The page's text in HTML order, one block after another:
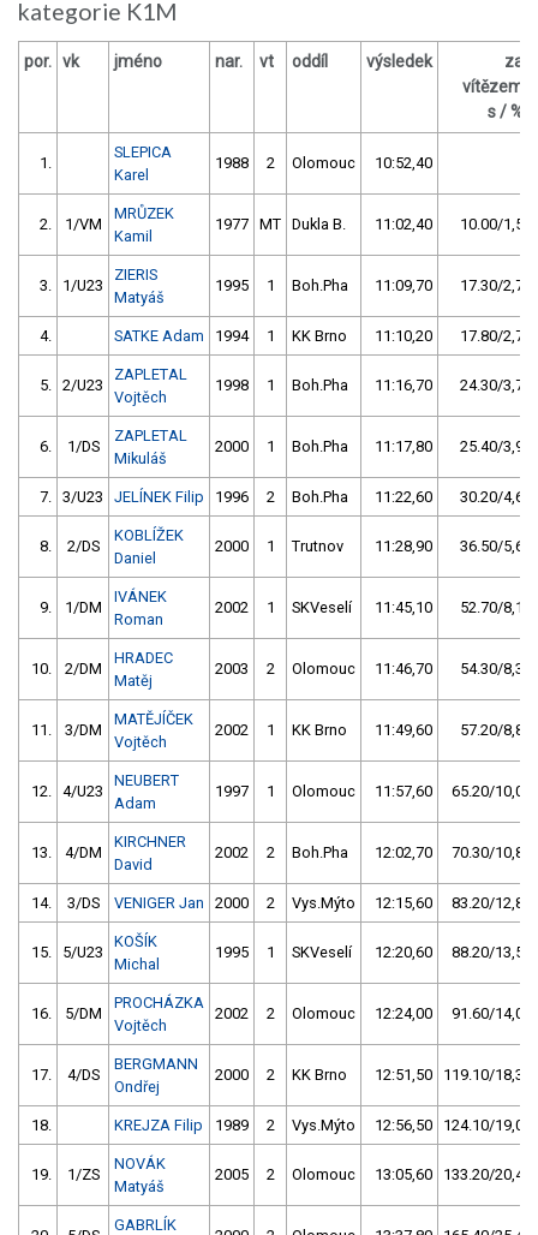
kategorie K1M
por. vk jméno nar. vt oddíl výsledek
za
vítězem
s / %
1.
SLEPICA
Karel
1988 2 Olomouc 10:52,40
2. 1/VM
MRŮZEK
Kamil
1977 MT Dukla B. 11:02,40 10.00/1,5
3. 1/U23
ZIERIS
Matyáš
1995 1 Boh.Pha 11:09,70 17.30/2,7
4. SATKE Adam 1994 1 KK Brno 11:10,20 17.80/2,7
5. 2/U23
ZAPLETAL
Vojtěch
1998 1 Boh.Pha 11:16,70 24.30/3,7
6. 1/DS
ZAPLETAL
Mikuláš
2000 1 Boh.Pha 11:17,80 25.40/3,9
7. 3/U23 JELÍNEK Filip 1996 2 Boh.Pha 11:22,60 30.20/4,6
8. 2/DS
KOBLÍŽEK
Daniel
2000 1 Trutnov 11:28,90 36.50/5,6
9. 1/DM
IVÁNEK
Roman
2002 1 SKVeselí 11:45,10 52.70/8,1
10. 2/DM
HRADEC
Matěj
2003 2 Olomouc 11:46,70 54.30/8,3
11. 3/DM
MATĚJÍČEK
Vojtěch
2002 1 KK Brno 11:49,60 57.20/8,8
12. 4/U23
NEUBERT
Adam
1997 1 Olomouc 11:57,60 65.20/10,0
13. 4/DM
KIRCHNER
David
2002 2 Boh.Pha 12:02,70 70.30/10,8
14. 3/DS VENIGER Jan 2000 2 Vys.Mýto 12:15,60 83.20/12,8
15. 5/U23
KOŠÍK
Michal
1995 1 SKVeselí 12:20,60 88.20/13,5
16. 5/DM
PROCHÁZKA
Vojtěch
2002 2 Olomouc 12:24,00 91.60/14,0
17. 4/DS
BERGMANN
Ondřej
2000 2 KK Brno 12:51,50 119.10/18,3
18. KREJZA Filip 1989 2 Vys.Mýto 12:56,50 124.10/19,0
19. 1/ZS
NOVÁK
Matyáš
2005 2 Olomouc 13:05,60 133.20/20,4
GABRLÍK